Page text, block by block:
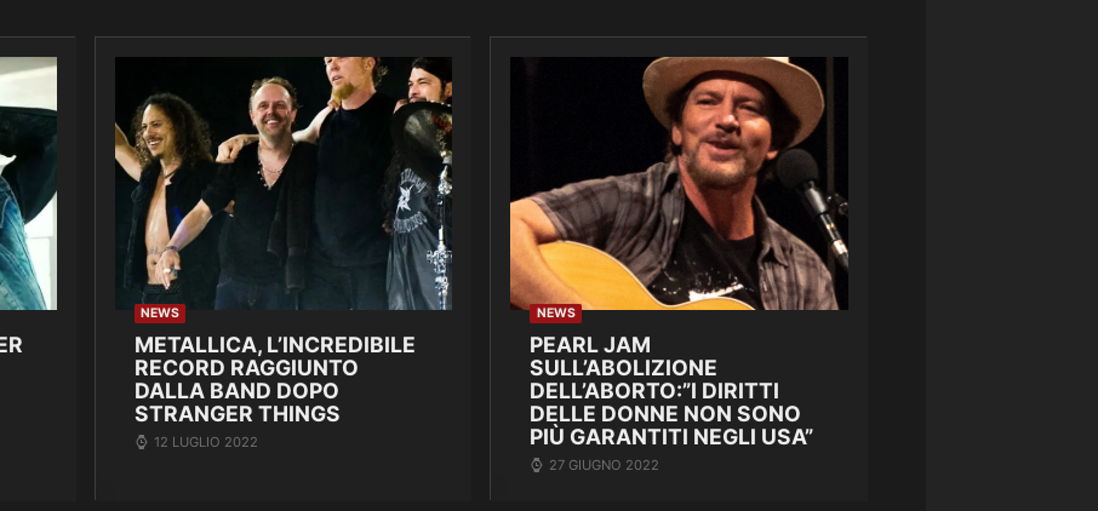
NEWS
METALLICA, L’INCREDIBILE
RECORD RAGGIUNTO
DALLA BAND DOPO
STRANGER THINGS
12 LUGLIO 2022
NEWS
PEARL JAM
SULL’ABOLIZIONE
DELL’ABORTO:”I DIRITTI
DELLE DONNE NON SONO
PIÙ GARANTITI NEGLI USA”
27 GIUGNO 2022